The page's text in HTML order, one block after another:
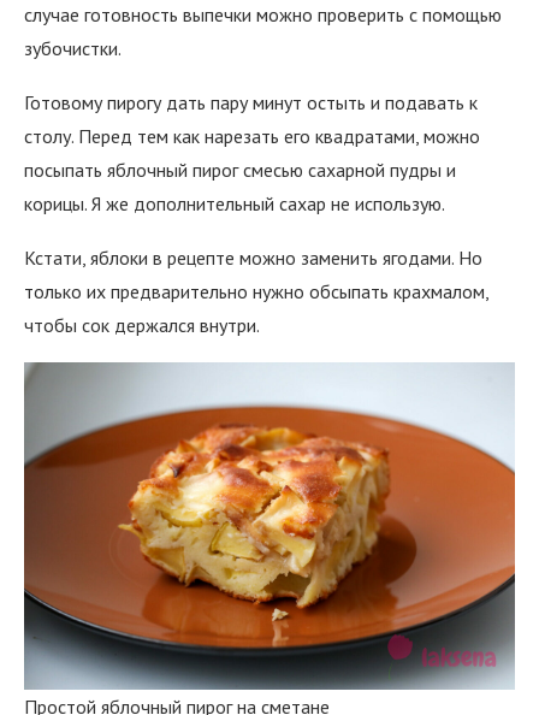
случае готовность выпечки можно проверить с помощью
зубочистки.
Готовому пирогу дать пару минут остыть и подавать к
столу. Перед тем как нарезать его квадратами, можно
посыпать яблочный пирог смесью сахарной пудры и
корицы. Я же дополнительный сахар не использую.
Кстати, яблоки в рецепте можно заменить ягодами. Но
только их предварительно нужно обсыпать крахмалом,
чтобы сок держался внутри.
Простой яблочный пирог на сметане